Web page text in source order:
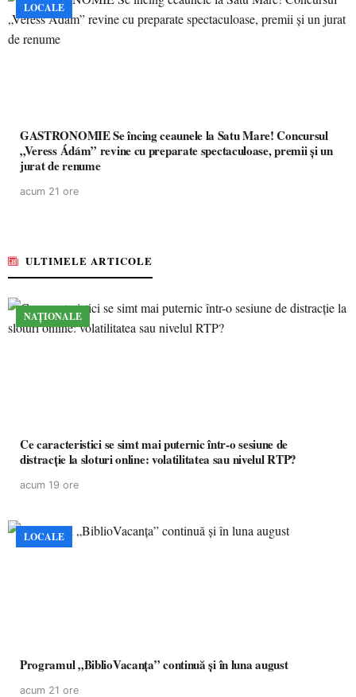
LOCALE
GASTRONOMIE Se încing ceaunele la Satu Mare! Concursul
„Veress Ádám” revine cu preparate spectaculoase, premii și un
jurat de renume
acum 21 ore
ULTIMELE ARTICOLE
NAȚIONALE
Ce caracteristici se simt mai puternic într-o sesiune de
distracție la sloturi online: volatilitatea sau nivelul RTP?
acum 19 ore
LOCALE
Programul „BiblioVacanța” continuă și în luna august
acum 21 ore